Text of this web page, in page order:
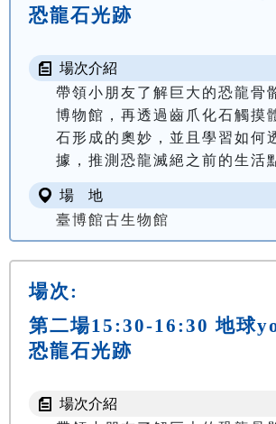
恐龍石光跡
場次介紹
帶領小朋友了解巨大的恐龍骨
博物館，再透過齒爪化石觸摸
石形成的奧妙，並且學習如何
據，推測恐龍滅絕之前的生活
場 地
臺博館古生物館
場次:
第二場15:30-16:30 地球
恐龍石光跡
場次介紹